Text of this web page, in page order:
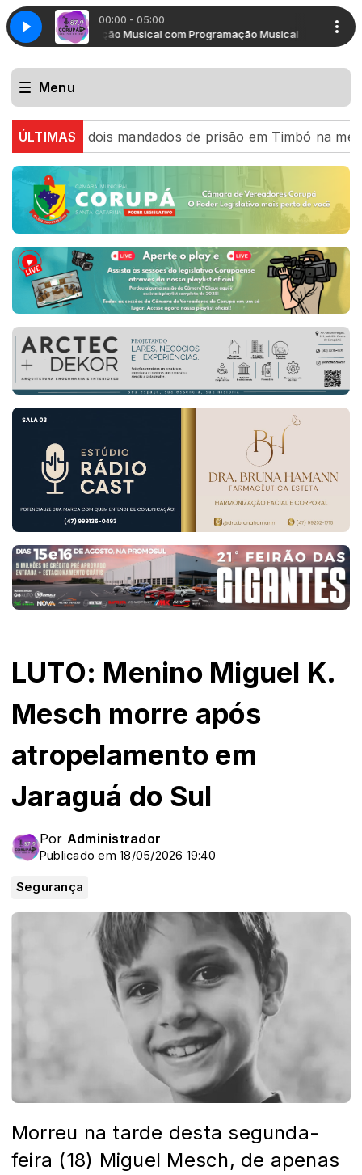
00:00 - 05:00
Programação Musical com Programação Musical
Menu
ÚLTIMAS
mandados de prisão em Timbó na mesma tarde
LUTO: Menino Miguel K.
Mesch morre após
atropelamento em
Jaraguá do Sul
Por Administrador
Publicado em 18/05/2026 19:40
Segurança
Morreu na tarde desta segunda-
feira (18) Miguel Mesch, de apenas